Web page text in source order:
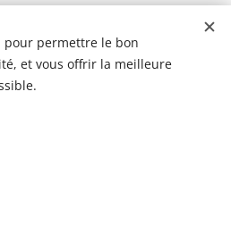
au panier
droits réservés
Co,Ltd Cookies
pour permettre le bon
et vous offrir la meilleure